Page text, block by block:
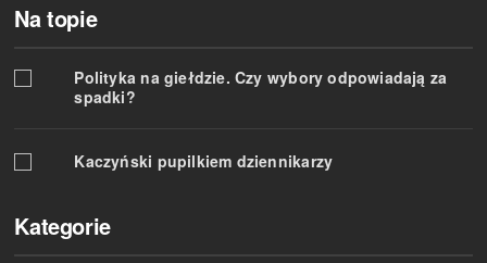
Na topie
Polityka na giełdzie. Czy wybory odpowiadają za
spadki?
Kaczyński pupilkiem dziennikarzy
Kategorie